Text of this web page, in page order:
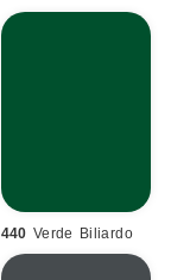
440 Verde Biliardo